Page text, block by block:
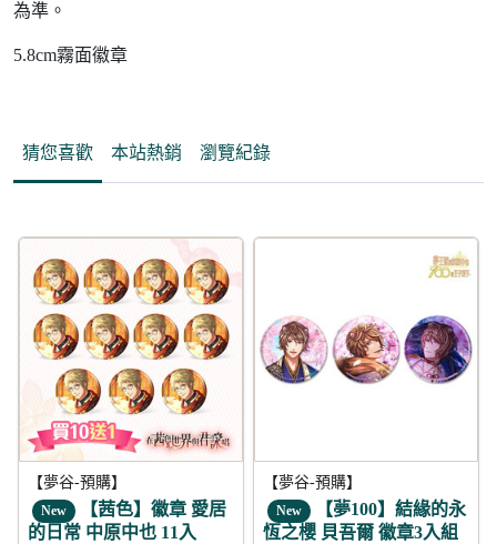
為準。
5.8cm霧面徽章
猜您喜歡 本站熱銷 瀏覽紀錄
【夢谷-預購】
New 【茜色】徽章 愛居
的日常 中原中也 11入
【夢谷-預購】
New 【夢100】結緣的永
恆之櫻 貝吾爾 徽章3入組